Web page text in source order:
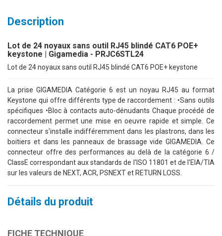
Description
Lot de 24 noyaux sans outil RJ45 blindé CAT6 POE+
keystone | Gigamedia - PRJC6STL24
Lot de 24 noyaux sans outil RJ45 blindé CAT6 POE+ keystone
La prise GIGAMEDIA Catégorie 6 est un noyau RJ45 au format
Keystone qui offre différents type de raccordement : •Sans outils
spécifiques •Bloc à contacts auto-dénudants Chaque procédé de
raccordement permet une mise en oeuvre rapide et simple. Ce
connecteur s'installe indifféremment dans les plastrons, dans les
boitiers et dans les panneaux de brassage vide GIGAMEDIA. Ce
connecteur offre des performances au delà de la catégorie 6 /
ClassE correspondant aux standards de l'ISO 11801 et de l'EIA/TIA
sur les valeurs de NEXT, ACR, PSNEXT et RETURN LOSS.
Détails du produit
FICHE TECHNIQUE